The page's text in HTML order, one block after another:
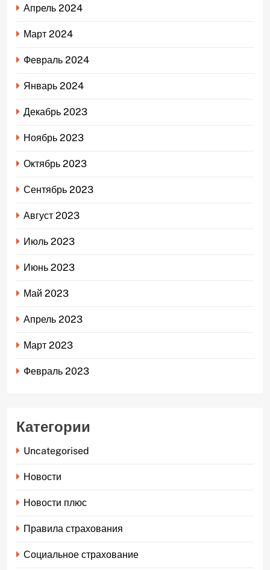
Апрель 2024
Март 2024
Февраль 2024
Январь 2024
Декабрь 2023
Ноябрь 2023
Октябрь 2023
Сентябрь 2023
Август 2023
Июль 2023
Июнь 2023
Май 2023
Апрель 2023
Март 2023
Февраль 2023
Категории
Uncategorised
Новости
Новости плюс
Правила страхования
Социальное страхование